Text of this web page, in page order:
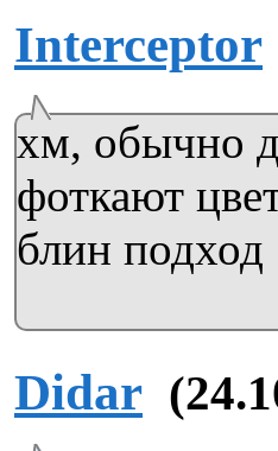
Interceptor
хм, обычно
фоткают
блин подход
Didar